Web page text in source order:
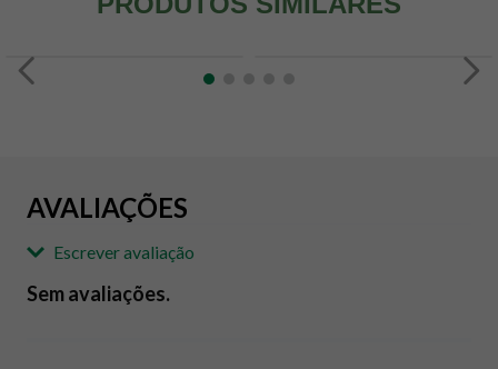
AVALIAÇÕES
Escrever avaliação
Sem avaliações.